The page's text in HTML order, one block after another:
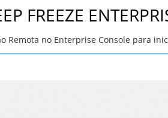
FREEZE
Remota no Enterprise Console para